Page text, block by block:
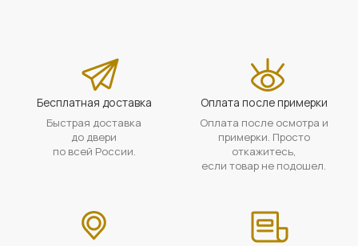
Бесплатная доставка
Быстрая доставка
до двери
по всей России.
Оплата после примерки
Оплата после осмотра и
примерки. Просто
откажитесь,
если товар не подошел.